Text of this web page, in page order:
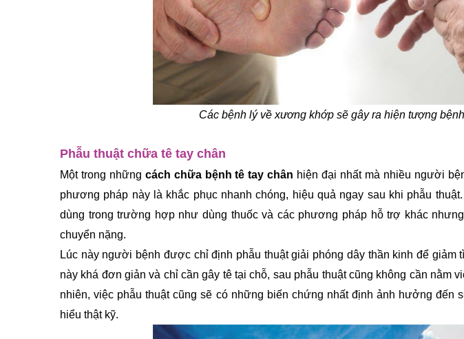
Các bệnh lý về xương khớp sẽ gây ra hiện tượng
Phẫu thuật chữa tê tay chân
Một trong những cách chữa bệnh tê tay chân hiện đại nhất mà nhiều người
phương pháp này là khắc phục nhanh chóng, hiệu quả ngay sau khi phẫu
dùng trong trường hợp như dùng thuốc và các phương pháp hỗ trợ khác
chuyển nặng.
Lúc này người bệnh được chỉ định phẫu thuật giải phóng dây thần kinh để giảm
này khá đơn giản và chỉ cần gây tê tại chỗ, sau phẫu thuật cũng không cần nằm
nhiên, việc phẫu thuật cũng sẽ có những biến chứng nhất định ảnh hưởng đến
hiểu thật kỹ.